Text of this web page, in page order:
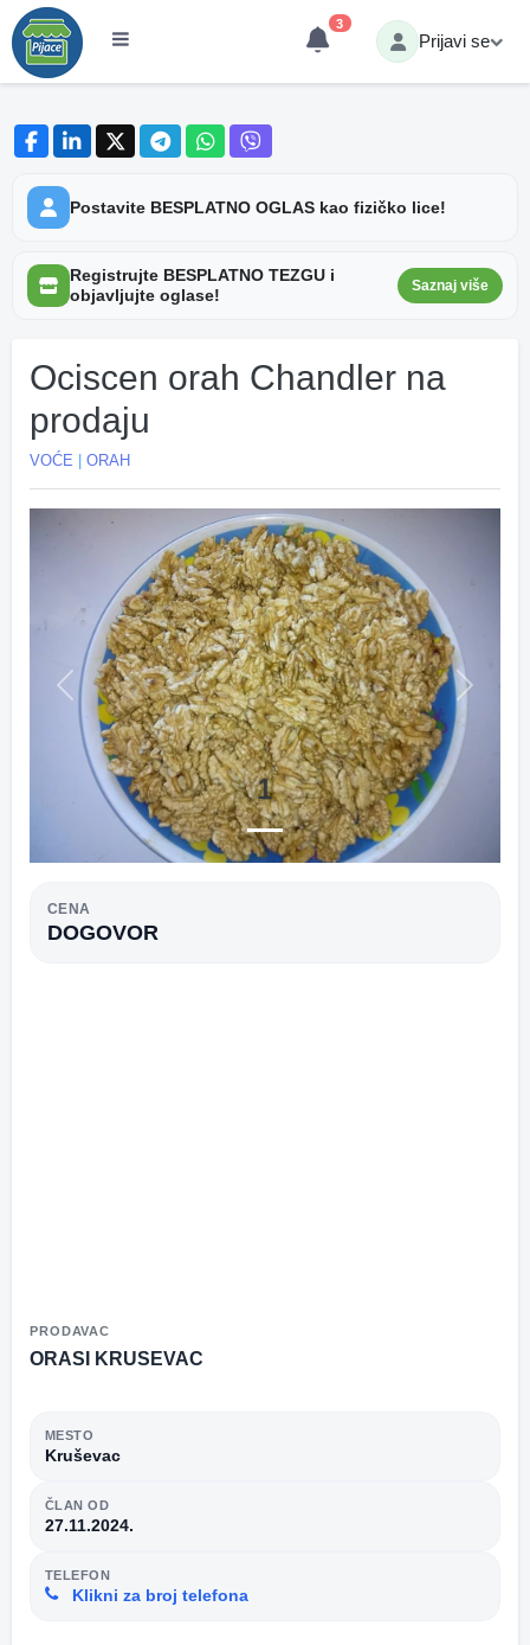
3
Prijavi se
Postavite BESPLATNO OGLAS kao fizičko lice!
Registrujte BESPLATNO TEZGU i
objavljujte oglase!
Saznaj više
Ociscen orah Chandler na
prodaju
VOĆE ORAH
1
Previous Next
CENA
DOGOVOR
PRODAVAC
ORASI KRUSEVAC
MESTO
Kruševac
ČLAN OD
27.11.2024.
TELEFON
Klikni za broj telefona